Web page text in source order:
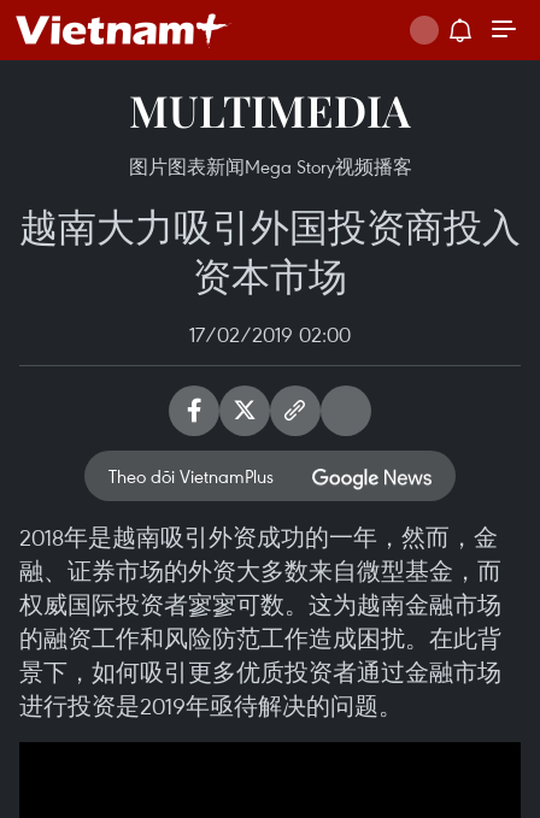
MULTIMEDIA
图片图表新闻Mega Story视频播客
越南大力吸引外国投资商投入
资本市场
17/02/2019 02:00
Theo dõi VietnamPlus
2018年是越南吸引外资成功的一年，然而，金
融、证券市场的外资大多数来自微型基金，而
权威国际投资者寥寥可数。这为越南金融市场
的融资工作和风险防范工作造成困扰。在此背
景下，如何吸引更多优质投资者通过金融市场
进行投资是2019年亟待解决的问题。